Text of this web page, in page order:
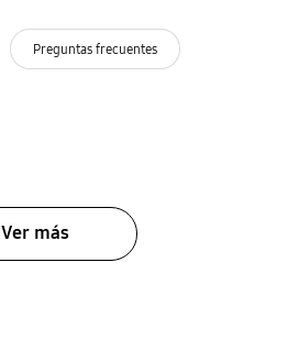
Preguntas frecuentes
Ver más